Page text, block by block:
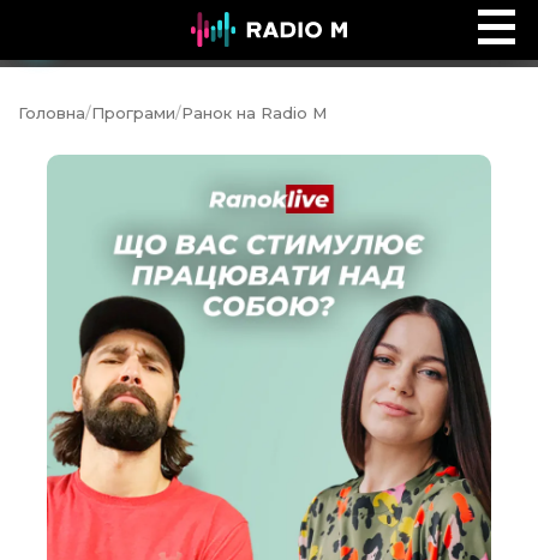
Music Ocean
Головна/Програми/Ранок на Radio M